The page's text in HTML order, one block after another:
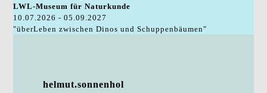
LWL-Museum für Naturkunde
10.07.2026 - 05.09.2027
"überLeben zwischen Dinos und Schuppenbäumen"
helmut.sonnenhol